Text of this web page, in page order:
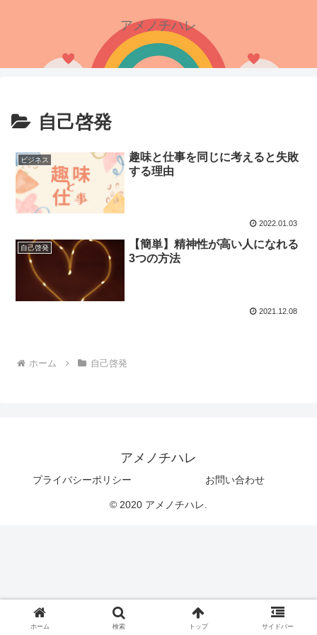
アメノチハレ
自己啓発
ビジネス
趣味と仕事を同じに考えると失敗
する理由
2022.01.03
自己啓発
【簡単】精神性が高い人になれる
3つの方法
2021.12.08
ホーム 自己啓発
アメノチハレ
プライバシーポリシー お問い合わせ
© 2020 アメノチハレ.
ホーム 検索 トップ サイドバー